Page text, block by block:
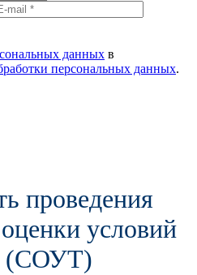
данных в
персональных данных.
проведения
условий
(СОУТ)